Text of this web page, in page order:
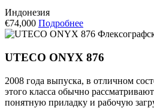
Индонезия
€74,000 Подробнее
UTECO ONYX 876
2008 года выпуска, в отличном
этого класса обычно
понятную приладку и рабочую